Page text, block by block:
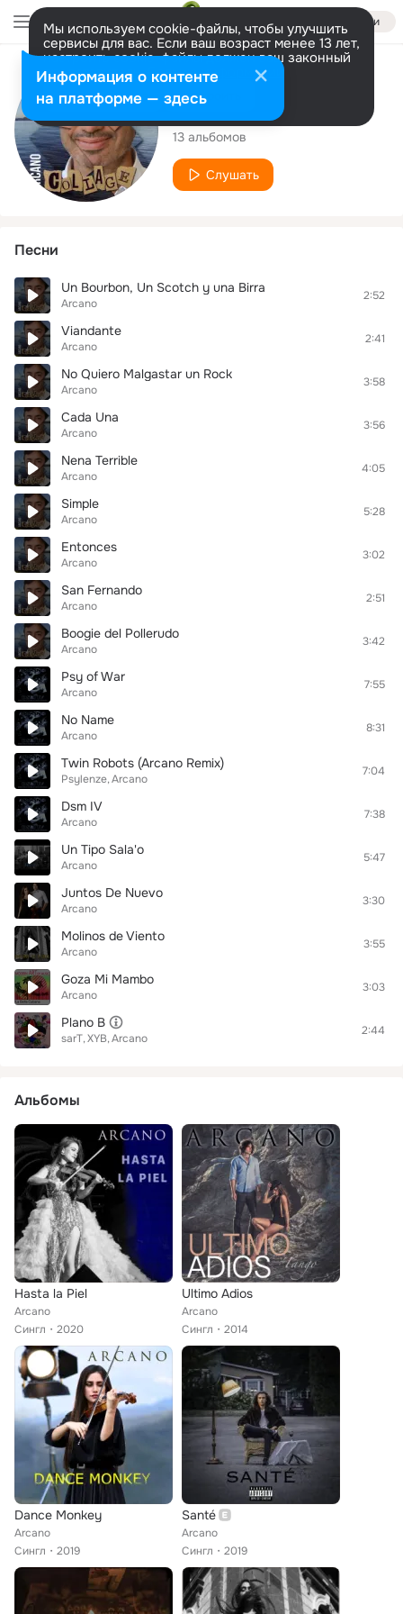
Войти
Мы используем cookie-файлы, чтобы улучшить
сервисы для вас. Если ваш возраст менее 13 лет,
настроить cookie-файлы должен ваш законный
представитель. Больше информации
Разрешить все Настроить
Исполнитель
Arcano
13 альбомов
Слушать
Песни
Un Bourbon, Un Scotch y una Birra
Arcano
2:52
Viandante
Arcano
2:41
No Quiero Malgastar un Rock
Arcano
3:58
Cada Una
Arcano
3:56
Nena Terrible
Arcano
4:05
Simple
Arcano
5:28
Entonces
Arcano
3:02
San Fernando
Arcano
2:51
Boogie del Pollerudo
Arcano
3:42
Psy of War
Arcano
7:55
No Name
Arcano
8:31
Twin Robots (Arcano Remix)
Psylenze Arcano
7:04
Dsm IV
Arcano
7:38
Un Tipo Sala'o
Arcano
5:47
Juntos De Nuevo
Arcano
3:30
Molinos de Viento
Arcano
3:55
Goza Mi Mambo
Arcano
3:03
Plano B
sarT XYB Arcano
2:44
Альбомы
Hasta la Piel
Arcano
Сингл
2020
Ultimo Adios
Arcano
Сингл
2014
Dance Monkey
Arcano
Сингл
2019
Santé
Arcano
Сингл
2019
Информация о контенте
на платформе — здесь